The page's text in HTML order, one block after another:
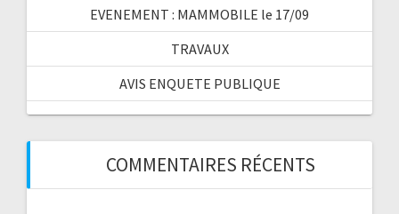
EVENEMENT : MAMMOBILE le 17/09
TRAVAUX
AVIS ENQUETE PUBLIQUE
COMMENTAIRES RÉCENTS